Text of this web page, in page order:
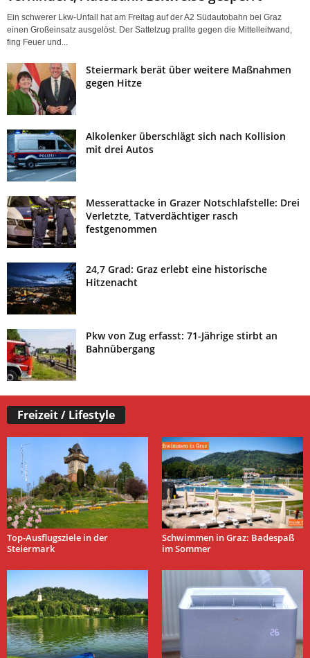
Ein schwerer Lkw-Unfall hat am Freitag auf der A2 Südautobahn bei Graz
einen Großeinsatz ausgelöst. Der Sattelzug prallte gegen die Mittelleitwand,
fing Feuer und...
Steiermark berät über weitere Maßnahmen
gegen Hitze
Alkolenker überschlägt sich nach Kollision
mit drei Autos
Messerattacke in Grazer Notschlafstelle: Drei
Verletzte, Tatverdächtiger rasch
festgenommen
24,7 Grad: Graz erlebt eine historische
Hitzenacht
Pkw von Zug erfasst: 71-Jährige stirbt an
Bahnübergang
Freizeit / Lifestyle
Top-Ausflugsziele in der
Steiermark
Schwimmen in Graz: Badespaß
im Sommer